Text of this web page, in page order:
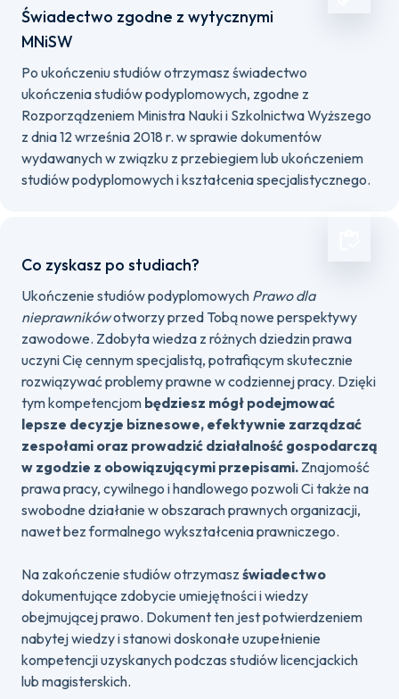
Świadectwo zgodne z wytycznymi
MNiSW
Po ukończeniu studiów otrzymasz świadectwo
ukończenia studiów podyplomowych, zgodne z
Rozporządzeniem Ministra Nauki i Szkolnictwa Wyższego
z dnia 12 września 2018 r. w sprawie dokumentów
wydawanych w związku z przebiegiem lub ukończeniem
studiów podyplomowych i kształcenia specjalistycznego.
Co zyskasz po studiach?
Ukończenie studiów podyplomowych Prawo dla
nieprawnikówotworzy przed Tobą nowe perspektywy
zawodowe. Zdobyta wiedza z różnych dziedzin prawa
uczyni Cię cennym specjalistą, potrafiącym skutecznie
rozwiązywać problemy prawne w codziennej pracy. Dzięki
tym kompetencjom będziesz mógł podejmować
lepsze decyzje biznesowe, efektywnie zarządzać
zespołami oraz prowadzić działalność gospodarczą
w zgodzie z obowiązującymi przepisami. Znajomość
prawa pracy, cywilnego i handlowego pozwoli Ci także na
swobodne działanie w obszarach prawnych organizacji,
nawet bez formalnego wykształcenia prawniczego.
Na zakończenie studiów otrzymasz świadectwo
dokumentujące zdobycie umiejętności i wiedzy
obejmującej prawo. Dokument ten jest potwierdzeniem
nabytej wiedzy i stanowi doskonałe uzupełnienie
kompetencji uzyskanych podczas studiów licencjackich
lub magisterskich.